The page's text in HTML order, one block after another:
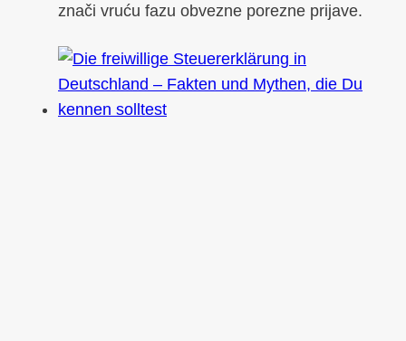
znači vruću fazu obvezne porezne prijave.